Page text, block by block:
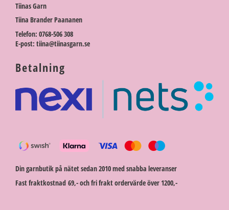
Tiinas Garn
Tiina Brander Paananen
Telefon: 0768-506 308
E-post: tiina@tiinasgarn.se
Betalning
Din garnbutik på nätet sedan 2010 med snabba leveranser
Fast fraktkostnad 69,- och fri frakt ordervärde över 1200,-